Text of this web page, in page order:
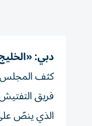
دبي:
كثف المجلس
الذي ينصّ